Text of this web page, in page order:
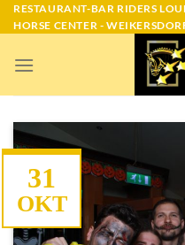
Skip
to
RESTAURANT-BAR RIDERS
HORSE CENTER -
31
OKT